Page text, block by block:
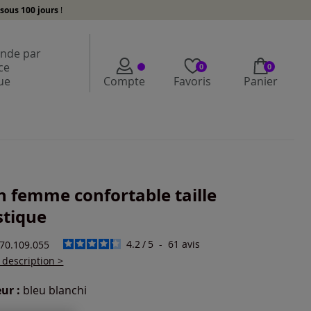
sous 100 jours !
par
Compte
0
Favoris
0
Panier
femme confortable taille
4.2/ 5 - 61avis
description >
: bleu blanchi